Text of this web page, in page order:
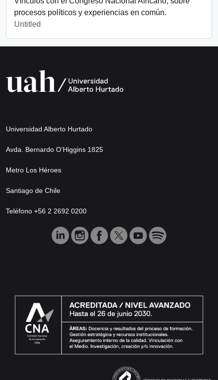
procesos políticos y experiencias en común.
Untitled
Universidad Alberto Hurtado
Avda. Bernardo O’Higgins 1825
Metro Los Héroes
Santiago de Chile
Teléfono +56 2 2692 0200